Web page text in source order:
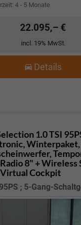
4 - 5 Monate
22.095,– €
incl. 19% MwSt.
Details
Service
Fahrzeugexposé drucken
1.0 TSI
8" + Wireless
Cockpit
; 5-Gang-